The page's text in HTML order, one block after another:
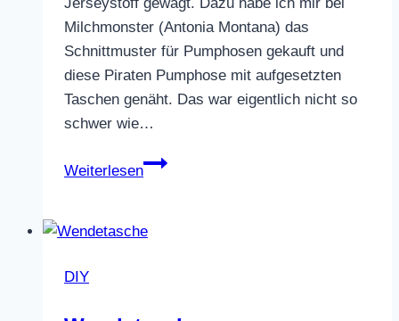
Milchmonster (Antonia Montana) das
Schnittmuster für Pumphosen gekauft und
diese Piraten Pumphose mit aufgesetzten
Taschen genäht. Das war eigentlich nicht so
schwer wie…
Weiterlesen
Piraten
DIY